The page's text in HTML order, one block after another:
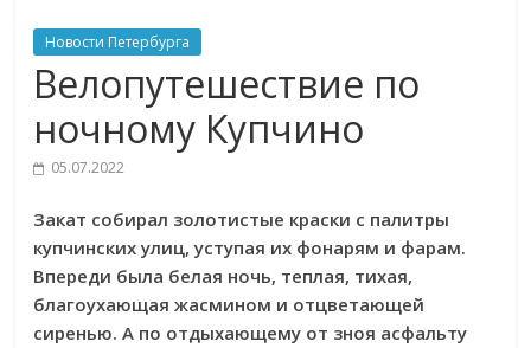
Новости Петербурга
Велопутешествие по
ночному Купчино
05.07.2022
Закат собирал золотистые краски с палитры
купчинских улиц, уступая их фонарям и фарам.
Впереди была белая ночь, теплая, тихая,
благоухающая жасмином и отцветающей
сиренью. А по отдыхающему от зноя асфальту